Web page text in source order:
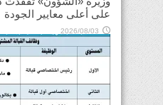
على أعلى معايير الجودة
2026/08/03